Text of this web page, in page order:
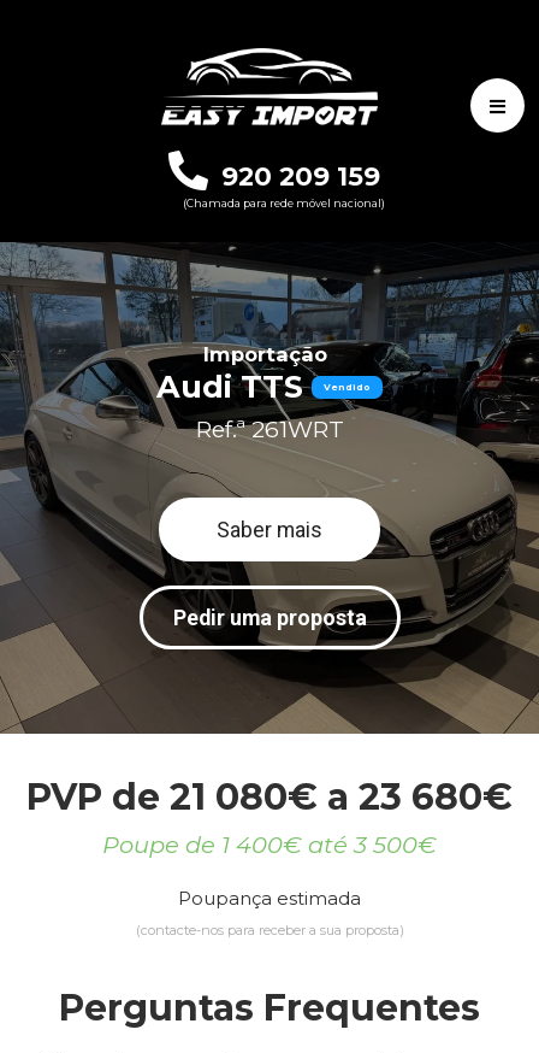
920 209 159
(Chamada para rede móvel nacional)
Importação
Audi TTS Vendido
Ref.ª 261WRT
Saber mais
Pedir uma proposta
PVP de 21 080€ a 23 680€
Poupe de 1 400€ até 3 500€
Poupança estimada
(contacte-nos para receber a sua proposta)
Perguntas Frequentes